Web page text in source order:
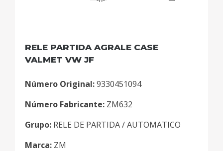
RELE PARTIDA AGRALE CASE
VALMET VW JF
Número Original:9330451094
Número Fabricante: ZM632
Grupo: RELE DE PARTIDA / AUTOMATICO
Marca: ZM